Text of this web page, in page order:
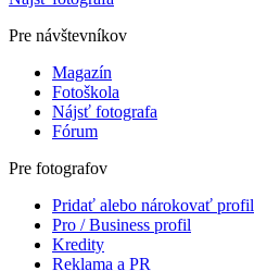
Pre návštevníkov
Magazín
Fotoškola
Nájsť fotografa
Fórum
Pre fotografov
Pridať alebo nárokovať profil
Pro / Business profil
Kredity
Reklama a PR